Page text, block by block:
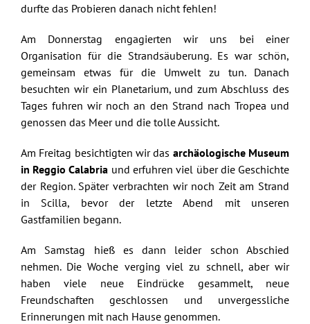
durfte das Probieren danach nicht fehlen!
Am Donnerstag engagierten wir uns bei einer
Organisation für die Strandsäuberung. Es war schön,
gemeinsam etwas für die Umwelt zu tun. Danach
besuchten wir ein Planetarium, und zum Abschluss des
Tages fuhren wir noch an den Strand nach Tropea und
genossen das Meer und die tolle Aussicht.
Am Freitag besichtigten wir das archäologische Museum
in Reggio Calabria und erfuhren viel über die Geschichte
der Region. Später verbrachten wir noch Zeit am Strand
in Scilla, bevor der letzte Abend mit unseren
Gastfamilien begann.
Am Samstag hieß es dann leider schon Abschied
nehmen. Die Woche verging viel zu schnell, aber wir
haben viele neue Eindrücke gesammelt, neue
Freundschaften geschlossen und unvergessliche
Erinnerungen mit nach Hause genommen.